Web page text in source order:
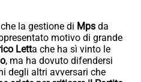
la gestione di Mps da
motivo di grande
Letta che ha sì vinto le
, ma ha dovuto difendersi
degli altri avversari che